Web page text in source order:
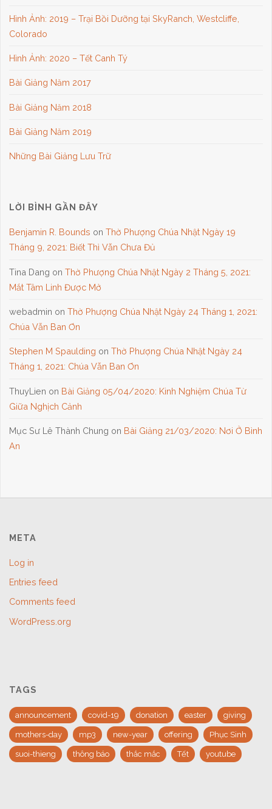
Hình Ảnh: 2019 – Trại Bồi Dưỡng tại SkyRanch, Westcliffe,
Colorado
Hình Ảnh: 2020 – Tết Canh Tý
Bài Giảng Năm 2017
Bài Giảng Năm 2018
Bài Giảng Năm 2019
Những Bài Giảng Lưu Trữ
LỜI BÌNH GẦN ĐÂY
Benjamin R. Bounds onThờ Phượng Chúa Nhật Ngày 19
Tháng 9, 2021: Biết Thì Vẫn Chưa Đủ
Tina Dang onThờ Phượng Chúa Nhật Ngày 2 Tháng 5, 2021:
Mắt Tâm Linh Được Mở
webadmin onThờ Phượng Chúa Nhật Ngày 24 Tháng 1, 2021:
Chúa Vẫn Ban Ơn
Stephen M Spaulding onThờ Phượng Chúa Nhật Ngày 24
Tháng 1, 2021: Chúa Vẫn Ban Ơn
ThuyLien on Bài Giảng 05/04/2020: Kinh Nghiệm Chúa Từ
Giữa Nghịch Cảnh
Mục Sư Lê Thành Chung on Bài Giảng 21/03/2020: Nơi Ở Bình
An
META
Log in
Entries feed
Comments feed
WordPress.org
TAGS
announcement covid-19 donation easter giving
mothers-day mp3 new-year offering Phục Sinh
suoi-thieng thông báo thắc mắc Tết youtube